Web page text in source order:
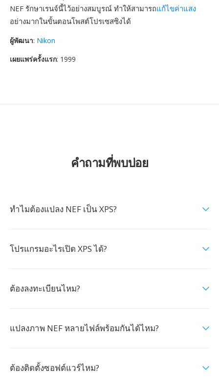
NEF รักษาเรนจ์นี้ไว้อย่างสมบูรณ์ ทำให้สามารถแก้ไขค่าแสง
อย่างมากในขั้นตอนโพสต์โปรเซสซิงได้
ผู้พัฒนา: Nikon
เผยแพร่ครั้งแรก: 1999
คำถามที่พบบ่อย
ทำไมต้องแปลง NEF เป็น XPS?
โปรแกรมอะไรเปิด XPS ได้?
ต้องลงทะเบียนไหม?
แปลงภาพ NEF หลายไฟล์พร้อมกันได้ไหม?
ต้องติดตั้งซอฟต์แวร์ไหม?